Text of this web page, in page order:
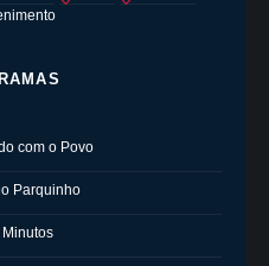
com o Povo
Parquinho